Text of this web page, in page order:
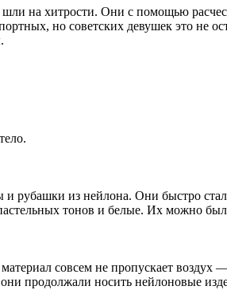
на хитрости. Они с помощью
но советских девушек это не
рубашки из нейлона. Они быстро
тонов и белые. Их можно
совсем не пропускает
продолжали носить нейлоновые